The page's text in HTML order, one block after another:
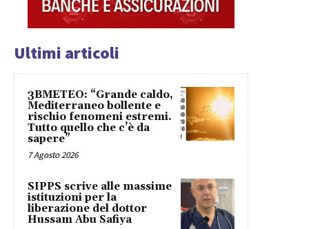
Ultimi articoli
3BMETEO: “Grande caldo,
Mediterraneo bollente e
rischio fenomeni estremi.
Tutto quello che c’è da
sapere”
7 Agosto 2026
SIPPS scrive alle massime
istituzioni per la
liberazione del dottor
Hussam Abu Safiya